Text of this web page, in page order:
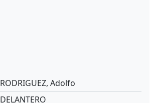
RODRIGUEZ, Adolfo
DELANTERO